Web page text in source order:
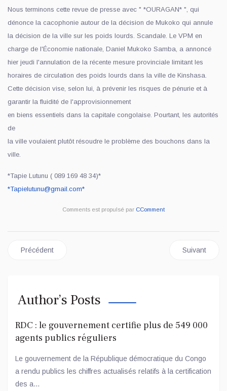
Nous terminons cette revue de presse avec " *OURAGAN* ", qui
dénonce la cacophonie autour de la décision de Mukoko qui annule
la décision de la ville sur les poids lourds. Scandale. Le VPM en
charge de l'Économie nationale, Daniel Mukoko Samba, a annoncé
hier jeudi l'annulation de la récente mesure provinciale limitant les
horaires de circulation des poids lourds dans la ville de Kinshasa.
Cette décision vise, selon lui, à prévenir les risques de pénurie et à
garantir la fluidité de l'approvisionnement
en biens essentiels dans la capitale congolaise. Pourtant, les autorités
de
la ville voulaient plutôt résoudre le problème des bouchons dans la
ville.
*Tapie Lutunu ( 089 169 48 34)*
*Tapielutunu@gmail.com*
Comments est propulsé par CComment
Article précédent : REVUE DE PRESSE DU LUNDI 16 JUIN 2025
Précédent Article
Suivant
Author’s Posts
RDC : le gouvernement certifie plus de 549 000
agents publics réguliers
Le gouvernement de la République démocratique du Congo
a rendu publics les chiffres actualisés relatifs à la certification
des a...